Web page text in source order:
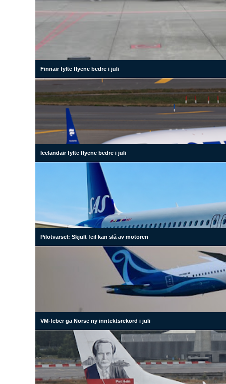
Finnair fylte flyene bedre i juli
Icelandair fylte flyene bedre i juli
Pilotvarsel: Skjult feil kan slå av motoren
VM-feber ga Norse ny inntektsrekord i juli